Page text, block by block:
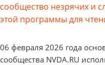
сообщество незрячих и
этой программы для
06 февраля 2026 года
сообщества NVDA.RU